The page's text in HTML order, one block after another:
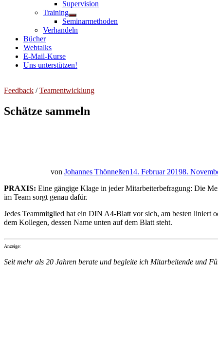
Supervision
Training
Untermenü
anzeigen
Seminarmethoden
Verhandeln
Bücher
Webtalks
E-Mail-Kurse
Uns unterstützen!
Feedback /Teamentwicklung
Schätze sammeln
von Johannes Thönneßen14. Februar 20198.
PRAXIS: Eine gängige Klage in jeder Mitarbeiterbefragung: Die
im Team sorgt genau dafür.
Jedes Teammitglied hat ein DIN A4-Blatt vor sich, am besten liniert
dem Kollegen, dessen Name unten auf dem Blatt steht.
Anzeige:
Seit mehr als 20 Jahren berate und begleite ich Mitarbeitende und